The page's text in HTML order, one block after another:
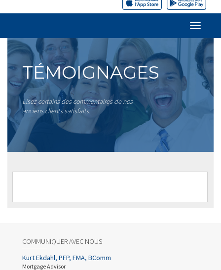
TÉMOIGNAGES
Lisez certains des commentaires de nos
anciens clients satisfaits.
COMMUNIQUER AVEC NOUS
Kurt Ekdahl, PFP, FMA, BComm
Mortgage Advisor